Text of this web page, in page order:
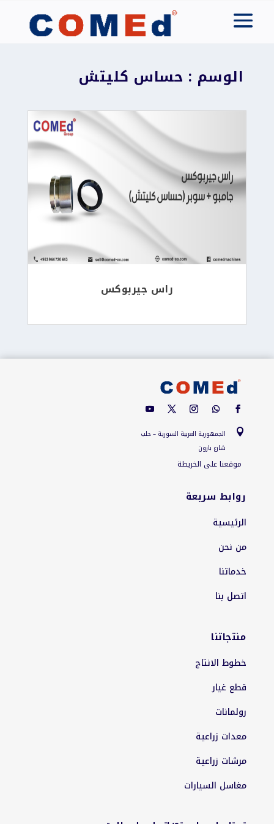
الوسم : حساس كليتش
راس جيربوكس

الجمهورية العربية السورية – حلب
شارع بارون
موقعنا على الخريطة
روابط سريعة
الرئيسية
من نحن
خدماتنا
اتصل بنا
منتجاتنا
خطوط الانتاج
قطع غيار
رولمانات
معدات زراعية
مرشات زراعية
مغاسل السيارات